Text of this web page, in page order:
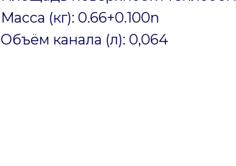
Масса (кг): 0.66+0.100n
Объём канала (л): 0,064